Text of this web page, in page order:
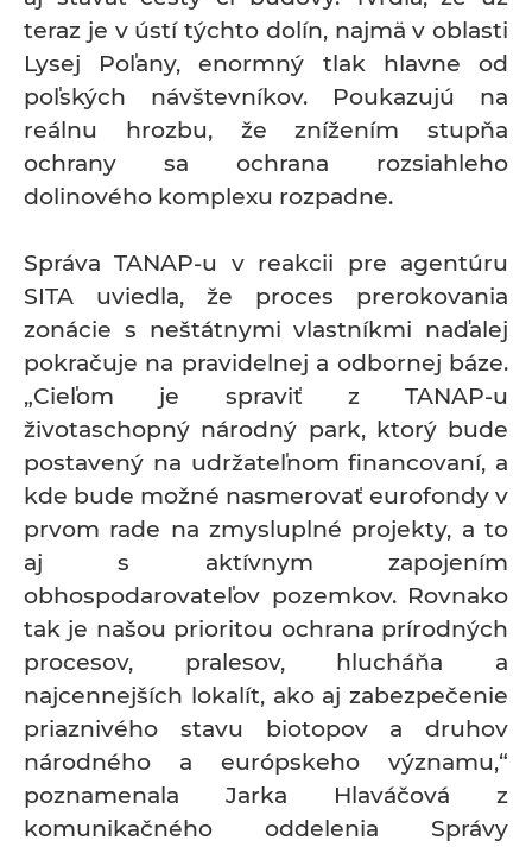
teraz je v ústí týchto dolín, najmä v oblasti
Lysej Poľany, enormný tlak hlavne od
poľských návštevníkov. Poukazujú na
reálnu hrozbu, že znížením stupňa
ochrany sa ochrana rozsiahleho
dolinového komplexu rozpadne.
Správa TANAP-u v reakcii pre agentúru
SITA uviedla, že proces prerokovania
zonácie s neštátnymi vlastníkmi naďalej
pokračuje na pravidelnej a odbornej báze.
„Cieľom je spraviť z TANAP-u
životaschopný národný park, ktorý bude
postavený na udržateľnom financovaní, a
kde bude možné nasmerovať eurofondy v
prvom rade na zmysluplné projekty, a to
aj s aktívnym zapojením
obhospodarovateľov pozemkov. Rovnako
tak je našou prioritou ochrana prírodných
procesov, pralesov, hlucháňa a
najcennejších lokalít, ako aj zabezpečenie
priaznivého stavu biotopov a druhov
národného a európskeho významu,“
poznamenala Jarka Hlaváčová z
komunikačného oddelenia Správy